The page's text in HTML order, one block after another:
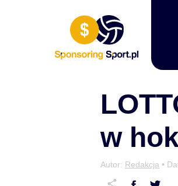
w
Autor: Redakcja •